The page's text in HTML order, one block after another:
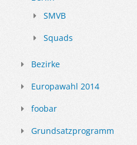
SMVB
Squads
Bezirke
Europawahl 2014
foobar
Grundsatzprogramm